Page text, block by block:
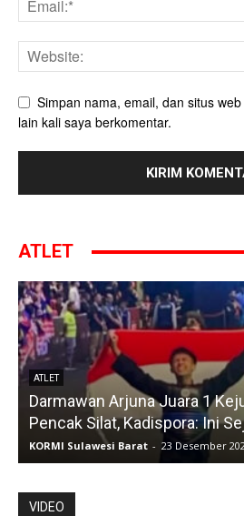
Simpan nama, email, dan situs
lain kali saya berkomentar.
ATLET
ATLET
Darmawan Arjuna Juara 1
Pencak Silat, Kadispora: Ini
KORMI Sulawesi Barat - 23 Desember
VIDEO